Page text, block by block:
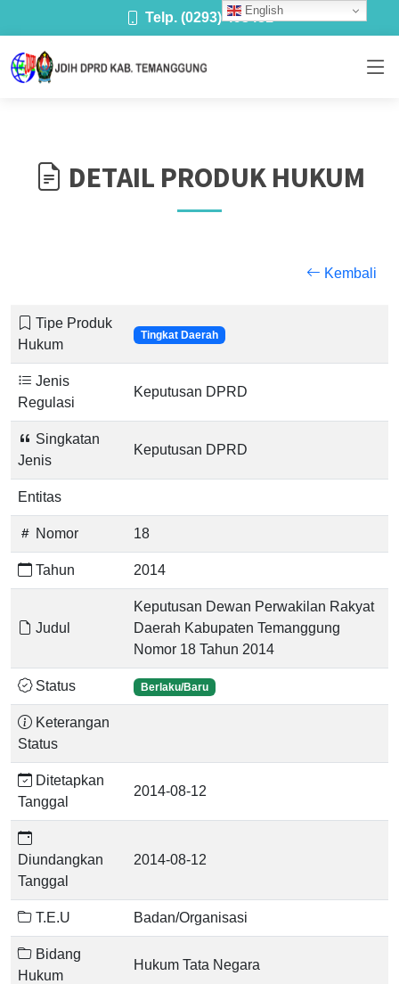
English
Telp. (0293) 493481
DETAIL PRODUK HUKUM
Kembali
Tipe Produk
Hukum
Tingkat Daerah
Jenis
Regulasi
Keputusan DPRD
Singkatan
Jenis
Keputusan DPRD
Entitas
Nomor 18
Tahun 2014
Judul
Keputusan Dewan Perwakilan Rakyat
Daerah Kabupaten Temanggung
Nomor 18 Tahun 2014
Status Berlaku/Baru
Keterangan
Status
Ditetapkan
Tanggal
2014-08-12
Diundangkan
Tanggal
2014-08-12
T.E.U Badan/Organisasi
Bidang
Hukum
Hukum Tata Negara